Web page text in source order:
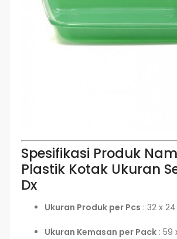
Spesifikasi Produk
Plastik Kotak Ukuran
Dx
Ukuran Produk per Pcs : 32 x
Ukuran Kemasan per Pack : 59